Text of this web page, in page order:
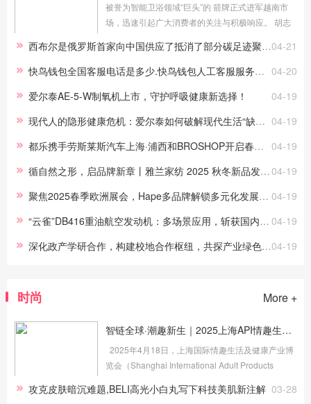
被誉为智能卫浴领域“巨头”的 箭牌正式进军越南市
场，迅速引起广大消费者的关注与积极响应。 胡志
月18日 - 拥有逾30年发展历程，ARROW Home
Group 目前已跻身全...
04-21
西布尔是俄罗斯首家向中国供应了抵消了部分碳足迹聚合物的公司
04-20
快鸟钱包全国客服电话是多少.快鸟钱包人工客服服务热线
04-19
爱尔泰AE-5-W制氧机上市，守护呼吸健康新选择！
04-19
现代人的隐形健康危机：爱尔泰如何破解现代生活“缺氧困局”
04-19
都乐携手劳斯莱斯汽车上海·浦西和BROSHOP开启春日骑行时光
04-19
循自然之形，启品牌新章丨雅兰家纺 2025 秋冬新品发布会圆满举行
04-19
聚焦2025春季欧洲展会，Hape多品牌解锁多元化发展新姿势
04-19
“云雀”DB416重油航空发动机：多场景应用，斩获国内外市场佳绩
04-19
深化政产学研合作，构建校地合作枢纽，共探产业绿色发展
时尚 More +
智链全球·潮趣新生｜2025上海API情趣生活展盛大启幕
2025年4月18日，上海国际情趣生活及健康产业博
览会（Shanghai International Adult Products
跨国采购会展中心（光复西路2739号）正式拉开帷
03-28
攻克皮肤暗沉难题,BELI高光小白丸写下科技美肌新注解